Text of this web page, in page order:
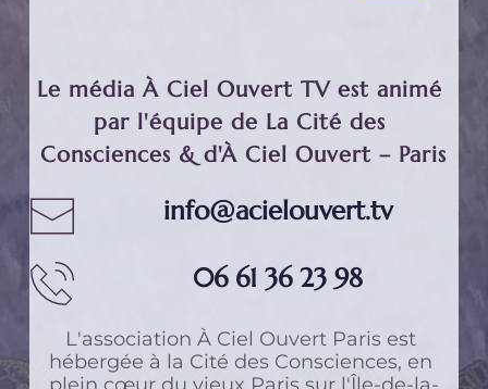
Le média À Ciel Ouvert TV est animé
par l'équipe de La Cité des
Consciences & d'À Ciel Ouvert – Paris
info@acielouvert.tv
06 61 36 23 98
L'association À Ciel Ouvert Paris est
hébergée à la Cité des Consciences, en